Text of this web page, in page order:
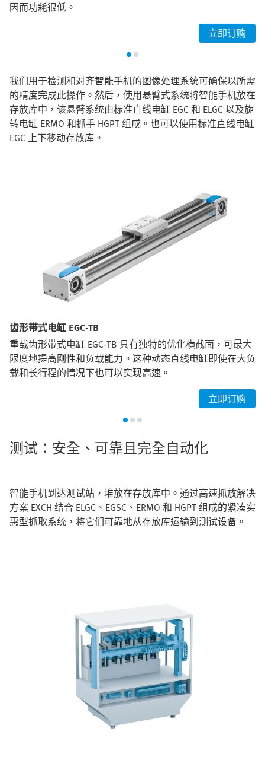
因而功耗很低。
立即订购
我们用于检测和对齐智能手机的图像处理系统可确保以所需
的精度完成此操作。然后，使用悬臂式系统将智能手机放在
存放库中，该悬臂系统由标准直线电缸 EGC 和 ELGC 以及旋
转电缸 ERMO 和抓手 HGPT 组成。也可以使用标准直线电缸
EGC 上下移动存放库。
齿形带式电缸 EGC-TB
重载齿形带式电缸 EGC-TB 具有独特的优化横截面，可最大
限度地提高刚性和负载能力。这种动态直线电缸即使在大负
载和长行程的情况下也可以实现高速。
立即订购
测试：安全、可靠且完全自动化
智能手机到达测试站，堆放在存放库中。通过高速抓放解决
方案 EXCH 结合 ELGC、EGSC、ERMO 和 HGPT 组成的紧凑实
惠型抓取系统，将它们可靠地从存放库运输到测试设备。